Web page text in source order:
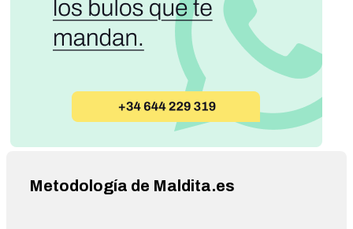
Metodología de Maldita.es